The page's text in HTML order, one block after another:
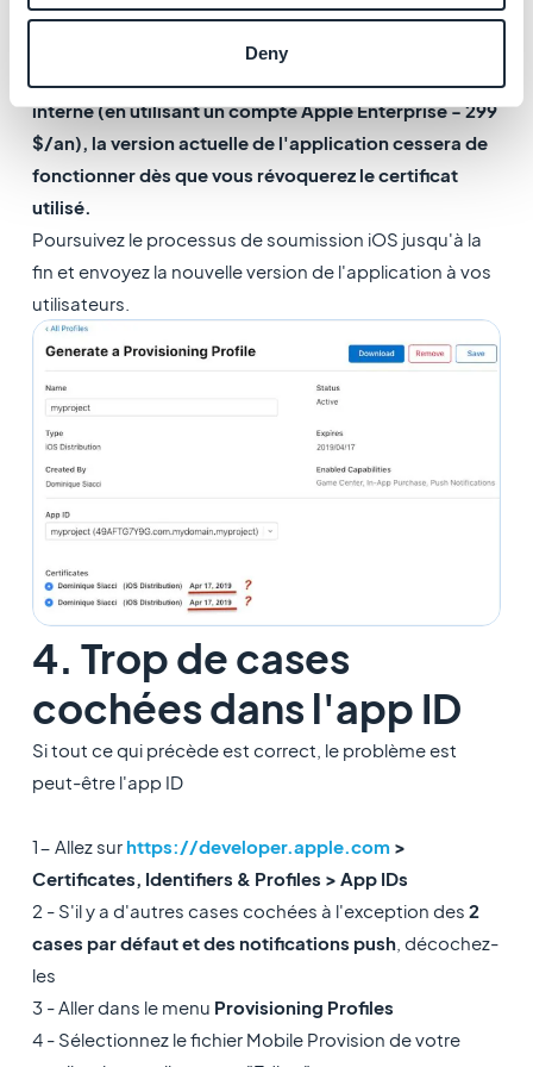
Deny
interne (en utilisant un compte Apple Enterprise - 299
$/an), la version actuelle de l'application cessera de
fonctionner dès que vous révoquerez le certificat
utilisé.
Poursuivez le processus de soumission iOS jusqu'à la
fin et envoyez la nouvelle version de l'application à vos
utilisateurs.
4. Trop de cases
cochées dans l'app ID
Si tout ce qui précède est correct, le problème est
peut-être l'app ID
1- Allez sur https://developer.apple.com>
Certificates, Identifiers & Profiles > App IDs
2 - S'il y a d'autres cases cochées à l'exception des 2
cases par défaut et des notifications push, décochez-
les
3 - Aller dans le menu Provisioning Profiles
4 - Sélectionnez le fichier Mobile Provision de votre